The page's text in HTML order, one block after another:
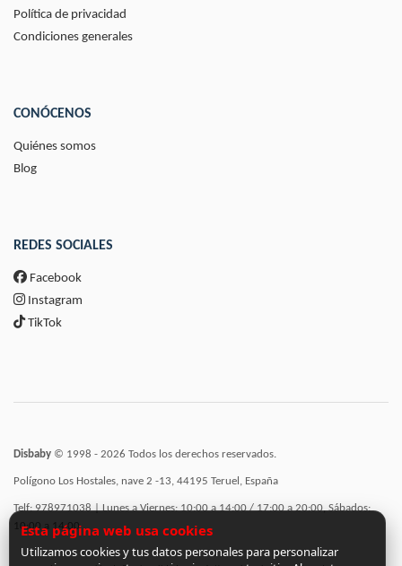
Política de privacidad
Condiciones generales
CONÓCENOS
Quiénes somos
Blog
REDES SOCIALES
Facebook
Instagram
TikTok
Disbaby © 1998 - 2026 Todos los derechos reservados.
Polígono Los Hostales, nave 2 -13, 44195 Teruel, España
Telf: 978971038 | Lunes a Viernes: 10:00 a 14:00 / 17:00 a 20:00, Sábados:
10:00 a 14:00
Esta página web usa cookies
Utilizamos cookies y tus datos personales para personalizar